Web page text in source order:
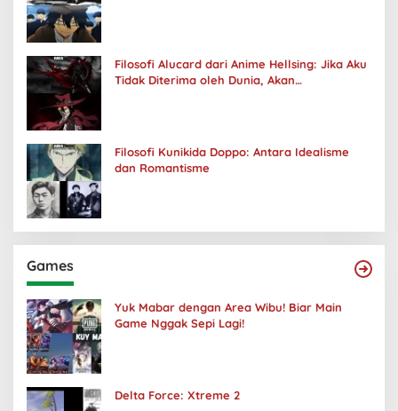
Filosofi Alucard dari Anime Hellsing: Jika Aku
Tidak Diterima oleh Dunia, Akan
Filosofi Kunikida Doppo: Antara Idealisme
dan Romantisme
Games
Yuk Mabar dengan Area Wibu! Biar Main
Game Nggak Sepi Lagi!
Delta Force: Xtreme 2